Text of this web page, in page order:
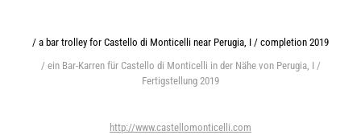
/ a bar trolley for Castello di Monticelli near Perugia, I / completion 2019
/ ein Bar-Karren für Castello di Monticelli in der Nähe von Perugia, I /
Fertigstellung 2019
http://www.castellomonticelli.com​​​​​​​